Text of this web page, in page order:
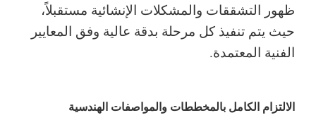
ظهور التشققات والمشكلات الإنشائية مستقبلاً،
حيث يتم تنفيذ كل مرحلة بدقة عالية وفق المعايير
الفنية المعتمدة.
الالتزام الكامل بالمخططات والمواصفات الهندسية